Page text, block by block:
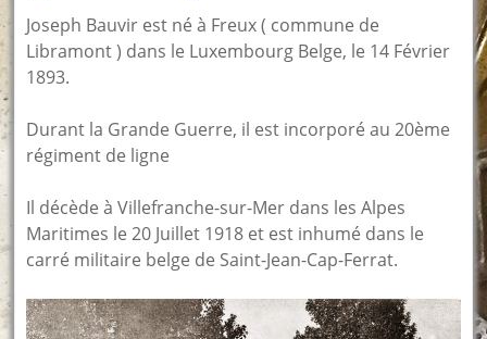
Joseph Bauvir est né à Freux ( commune de
Libramont ) dans le Luxembourg Belge, le 14 Février
1893.
Durant la Grande Guerre, il est incorporé au 20ème
régiment de ligne
Il décède à Villefranche-sur-Mer dans les Alpes
Maritimes le 20 Juillet 1918 et est inhumé dans le
carré militaire belge de Saint-Jean-Cap-Ferrat.